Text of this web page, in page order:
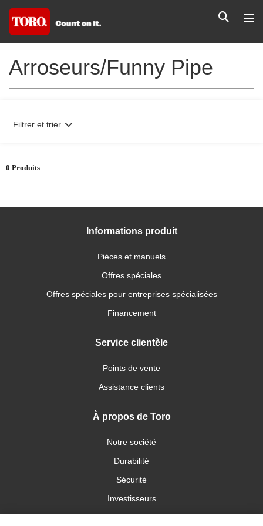
Arroseurs/Funny Pipe
0 Produits
Filtrer et trier
Informations produit
Pièces et manuels
Offres spéciales
Offres spéciales pour entreprises spécialisées
Financement
Service clientèle
Points de vente
Assistance clients
À propos de Toro
Notre société
Durabilité
Sécurité
Investisseurs
Carrières